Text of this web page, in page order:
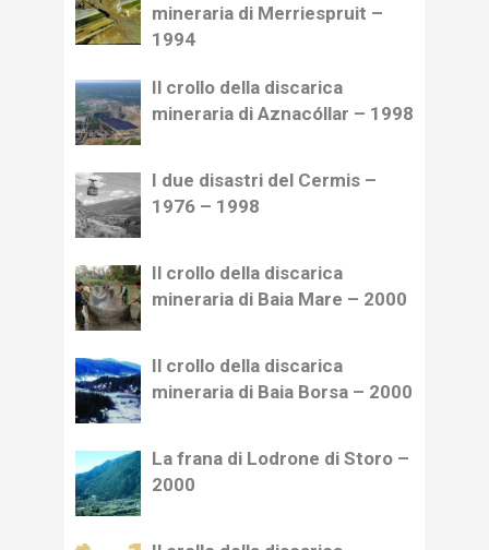
mineraria di Merriespruit –
1994
Il crollo della discarica
mineraria di Aznacóllar – 1998
I due disastri del Cermis –
1976 – 1998
Il crollo della discarica
mineraria di Baia Mare – 2000
Il crollo della discarica
mineraria di Baia Borsa – 2000
La frana di Lodrone di Storo –
2000